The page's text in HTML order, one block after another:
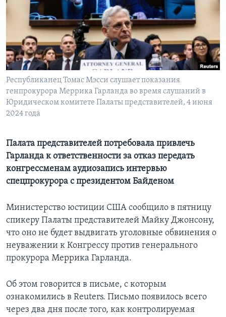
Learning English
СОЦИАЛЬНЫЕ СЕТИ
Языки
Республиканец Томас Мэсси слушает показания
генпрокурора Меррика Гарланда во время слушаний в
Юридическом комитете Палаты представителей, 4 июня
2024 года
Палата представителей потребовала привлечь
Гарланда к ответственности за отказ передать
конгрессменам аудиозапись интервью
спецпрокурора с президентом Байденом
Министерство юстиции США сообщило в пятницу
спикеру Палаты представителей Майку Джонсону,
что оно не будет выдвигать уголовные обвинения о
неуважении к Конгрессу против генерального
прокурора Меррика Гарланда.
Об этом говорится в письме, с которым
ознакомились в Reuters. Письмо появилось всего
через два дня после того, как контролируемая